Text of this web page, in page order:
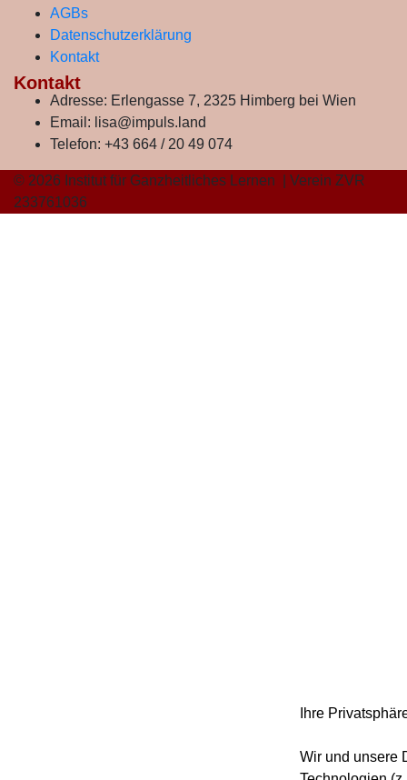
AGBs
Datenschutzerklärung
Kontakt
Kontakt
Adresse: Erlengasse 7, 2325 Himberg bei Wien
Email: lisa@impuls.land
Telefon: +43 664 / 20 49 074
© 2026 Institut für Ganzheitliches Lernen | Verein ZVR
233761036
Ihre
Wir und unsere